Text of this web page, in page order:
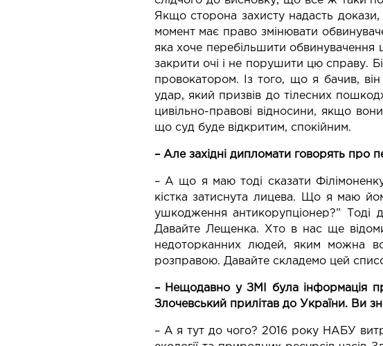
Якщо сторона захисту надасть
момент має право змінювати
яка хоче перебільшити
закрити очі і не порушити цю справу.
провокатором. Із того, що я бачив,
удар, який призвів до тілесних
цивільно-правові відносини, якщо
що суд буде відкритим, спокійним.
– Але західні дипломати говорять про
– А що я маю тоді сказати
кістка затиснута лицева. Що я маю
ушкодження антикорупціонер?” Тоді
Давайте Лещенка. Хто в нас ще
недоторканних людей, яким можна
розправою. Давайте складемо цей
– Нещодавно у ЗМІ була інформація
Злочевський прилітав до України. Ви
– А я тут до чого? 2016 року НАБУ